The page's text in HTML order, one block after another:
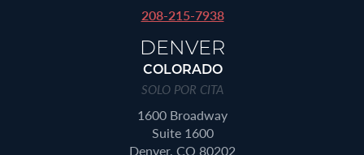
208-215-7938
DENVER
COLORADO
SOLO POR CITA
1600 Broadway
Suite 1600
Denver, CO 80202